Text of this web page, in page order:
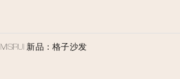
MISIRUI 新品：格子沙发